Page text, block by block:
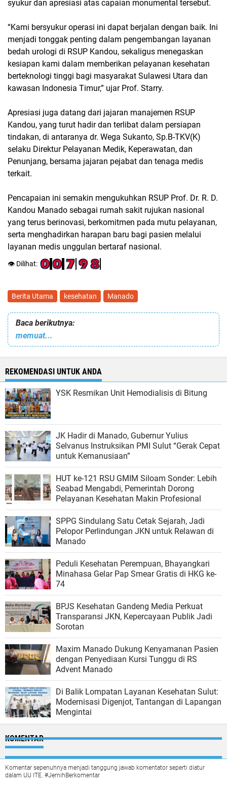
syukur dan apresiasi atas capaian monumental tersebut.
“Kami bersyukur operasi ini dapat berjalan dengan baik. Ini
menjadi tonggak penting dalam pengembangan layanan
bedah urologi di RSUP Kandou, sekaligus menegaskan
kesiapan kami dalam memberikan pelayanan kesehatan
berteknologi tinggi bagi masyarakat Sulawesi Utara dan
kawasan Indonesia Timur,” ujar Prof. Starry.
Apresiasi juga datang dari jajaran manajemen RSUP
Kandou, yang turut hadir dan terlibat dalam persiapan
tindakan, di antaranya dr. Wega Sukanto, Sp.B-TKV(K)
selaku Direktur Pelayanan Medik, Keperawatan, dan
Penunjang, bersama jajaran pejabat dan tenaga medis
terkait.
Pencapaian ini semakin mengukuhkan RSUP Prof. Dr. R. D.
Kandou Manado sebagai rumah sakit rujukan nasional
yang terus berinovasi, berkomitmen pada mutu pelayanan,
serta menghadirkan harapan baru bagi pasien melalui
layanan medis unggulan bertaraf nasional.
👁️ Dilihat:
Berita Utama kesehatan Manado
Baca berikutnya:
memuat...
REKOMENDASI UNTUK ANDA
YSK Resmikan Unit Hemodialisis di Bitung
JK Hadir di Manado, Gubernur Yulius
Selvanus Instruksikan PMI Sulut “Gerak Cepat
untuk Kemanusiaan”
HUT ke-121 RSU GMIM Siloam Sonder: Lebih
Seabad Mengabdi, Pemerintah Dorong
Pelayanan Kesehatan Makin Profesional
SPPG Sindulang Satu Cetak Sejarah, Jadi
Pelopor Perlindungan JKN untuk Relawan di
Manado
Peduli Kesehatan Perempuan, Bhayangkari
Minahasa Gelar Pap Smear Gratis di HKG ke-
74
BPJS Kesehatan Gandeng Media Perkuat
Transparansi JKN, Kepercayaan Publik Jadi
Sorotan
Maxim Manado Dukung Kenyamanan Pasien
dengan Penyediaan Kursi Tunggu di RS
Advent Manado
Di Balik Lompatan Layanan Kesehatan Sulut:
Modernisasi Digenjot, Tantangan di Lapangan
Mengintai
KOMENTAR
Komentar sepenuhnya menjadi tanggung jawab komentator seperti diatur
dalam UU ITE. #JernihBerkomentar